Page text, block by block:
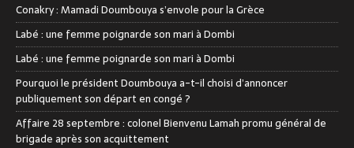
Conakry : Mamadi Doumbouya s’envole pour la Grèce
Labé : une femme poignarde son mari à Dombi
Labé : une femme poignarde son mari à Dombi
Pourquoi le président Doumbouya a-t-il choisi d’annoncer
publiquement son départ en congé ?
Affaire 28 septembre : colonel Bienvenu Lamah promu général de
brigade après son acquittement